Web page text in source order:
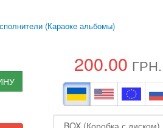
(Караоке альбомы)
200.00 ГРН.